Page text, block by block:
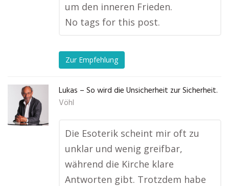
um den inneren Frieden.
No tags for this post.
Zur Empfehlung
Lukas – So wird die Unsicherheit zur Sicherheit.
Vöhl
Die Esoterik scheint mir oft zu
unklar und wenig greifbar,
während die Kirche klare
Antworten gibt. Trotzdem habe